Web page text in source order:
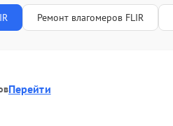
Ремонт влагомеров FLIR
Перейти